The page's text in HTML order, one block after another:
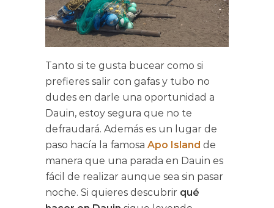
Tanto si te gusta bucear como si
prefieres salir con gafas y tubo no
dudes en darle una oportunidad a
Dauin, estoy segura que no te
defraudará. Además es un lugar de
paso hacía la famosa Apo Island de
manera que una parada en Dauin es
fácil de realizar aunque sea sin pasar
noche. Si quieres descubrir qué